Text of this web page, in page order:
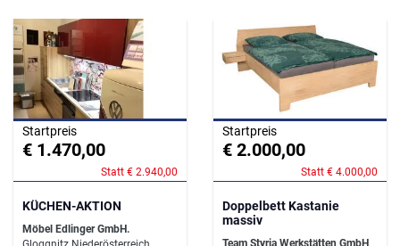
Startpreis
€ 1.470,00
Statt € 2.940,00
KÜCHEN-AKTION
Möbel Edlinger GmbH.
Startpreis
€ 2.000,00
Statt € 4.000,00
Doppelbett Kastanie
massiv
Team Styria Werkstätten GmbH